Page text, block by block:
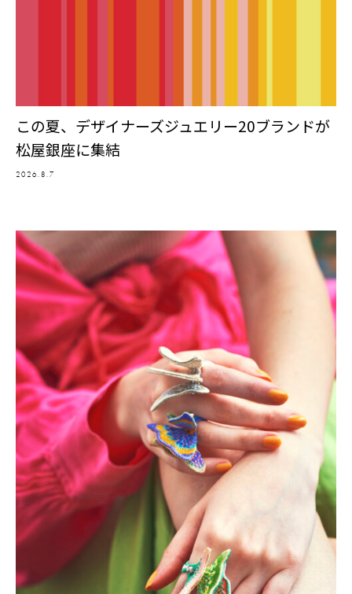
この夏、デザイナーズジュエリー20ブランドが
松屋銀座に集結
2026.8.7